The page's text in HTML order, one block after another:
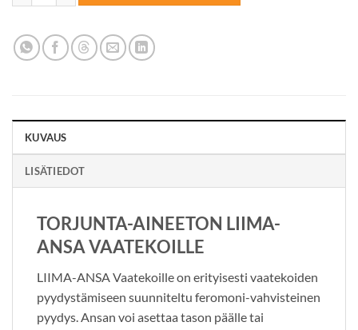
KUVAUS
LISÄTIEDOT
TORJUNTA-AINEETON LIIMA-
ANSA VAATEKOILLE
LIIMA-ANSA Vaatekoille on erityisesti vaatekoiden
pyydystämiseen suunniteltu feromoni-vahvisteinen
pyydys. Ansan voi asettaa tason päälle tai